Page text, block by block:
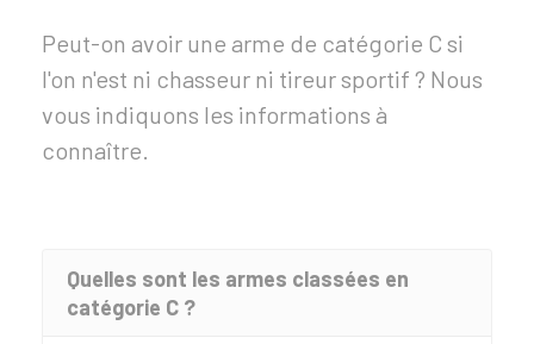
Peut-on avoir une arme de catégorie C si
l'on n'est ni chasseur ni tireur sportif ? Nous
vous indiquons les informations à
connaître.
Quelles sont les armes classées en
catégorie C ?